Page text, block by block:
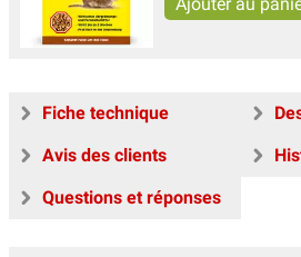
Fiche technique
Avis des clients
Questions et réponses